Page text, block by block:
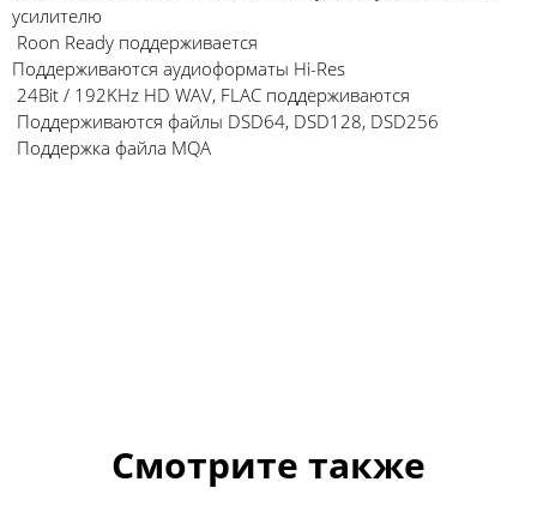
усилителю
Roon Ready поддерживается
Поддерживаются аудиоформаты Hi-Res
24Bit / 192KHz HD WAV, FLAC поддерживаются
Поддерживаются файлы DSD64, DSD128, DSD256
Поддержка файла MQA
Смотрите также